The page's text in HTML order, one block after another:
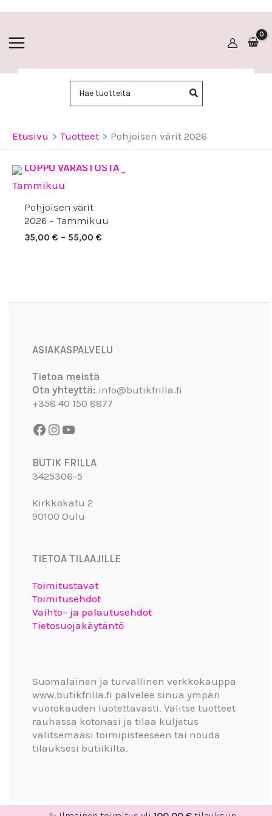
Etusivu Tuotteet Pohjoisen värit 2026
LOPPU VARASTOSTA
Pohjoisen värit
2026 – Tammikuu
35,00€ – 55,00€
Hintaluokka:
ASIAKASPALVELU
Tietoa meistä
Ota yhteyttä: info@butikfrilla.fi
+358 40 150 8877
BUTIK FRILLA
3425306-5
Kirkkokatu 2
90100 Oulu
TIETOA TILAAJILLE
Toimitustavat
Toimitusehdot
Vaihto– ja palautusehdot
Tietosuojakäytäntö
Suomalainen ja turvallinen verkkokauppa
www.butikfrilla.fi palvelee sinua ympäri
vuorokauden luotettavasti. Valitse tuotteet
rauhassa kotonasi ja tilaa kuljetus
valitsemaasi toimipisteeseen tai nouda
tilauksesi butiikilta.